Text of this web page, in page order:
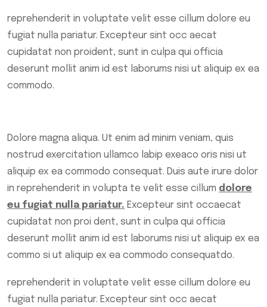
reprehenderit in voluptate velit esse cillum dolore eu
fugiat nulla pariatur. Excepteur sint occ aecat
cupidatat non proident, sunt in culpa qui officia
deserunt mollit anim id est laborums nisi ut aliquip ex ea
commodo.
Dolore magna aliqua. Ut enim ad minim veniam, quis
nostrud exercitation ullamco labip exeaco oris nisi ut
aliquip ex ea commodo consequat. Duis aute irure dolor
in reprehenderit in volupta te velit esse cillum dolore
eu fugiat nulla pariatur. Excepteur sint occaecat
cupidatat non proi dent, sunt in culpa qui officia
deserunt mollit anim id est laborums nisi ut aliquip ex ea
commo si ut aliquip ex ea commodo consequatdo.
reprehenderit in voluptate velit esse cillum dolore eu
fugiat nulla pariatur. Excepteur sint occ aecat